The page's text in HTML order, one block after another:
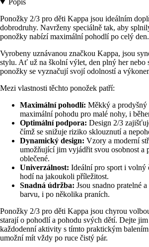
Popis
Ponožky 2/3 pro děti Kappa jsou ideálním
dobrodruhy. Navrženy speciálně tak, aby
ponožky nabízí maximální pohodlí po celý den.
Vyrobeny uznávanou značkou Kappa, jsou
stylu. Ať už na školní výlet, den plný her nebo
ponožky se vyznačují svojí odolností a
Mezi vlastnosti těchto ponožek patří:
Maximální pohodlí: Měkký a
maximální pohodu pro malé nohy, i
Optimální podpora: Design 2/3
čímž se snižuje riziko sklouznutí a
Dynamický design: Vzory a moderní
umožňující jim vyjádřit svou osobnost a
oblečené.
Univerzálnost: Ideální pro sport i volný
hodí na jakoukoli příležitost.
Snadná údržba: Jsou snadno pratelné
barvu, i po několika praních.
Ponožky 2/3 pro děti Kappa jsou chyrou
starají o pohodlí a pohodu svých dětí. Dejte
každodenní aktivity s tímto praktickým
umožní mít vždy po ruce čistý pár.